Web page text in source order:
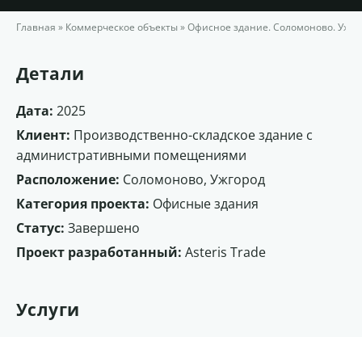
Главная » Коммерческое объекты»Офисное здание. Соломоново.
Детали
Дата: 2025
Клиент: Производственно-складское здание с
административными помещениями
Расположение: Соломоново, Ужгород
Категория проекта: Офисные здания
Статус: Завершено
Проект разработанный: Asteris Trade
Услуги